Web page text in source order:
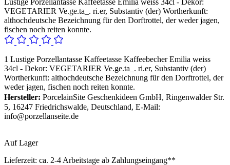
VEGETARIER Ve.ge.ta_. ri.er, Substantiv (der) Wortherkunft:
althochdeutsche Bezeichnung für den Dorftrottel, der weder jagen,
fischen noch reiten konnte.
1 Lustige Porzellantasse Kaffeetasse Kaffeebecher Emilia weiss
34cl - Dekor: VEGETARIER Ve.ge.ta_. ri.er, Substantiv (der)
Wortherkunft: althochdeutsche Bezeichnung für den Dorftrottel, der
weder jagen, fischen noch reiten konnte.
Hersteller: PorcelainSite Geschenkideen GmbH, Ringenwalder Str.
5, 16247 Friedrichswalde, Deutschland, E-Mail:
info@porzellanseite.de
Auf Lager
Lieferzeit: ca. 2-4 Arbeitstage ab Zahlungseingang**